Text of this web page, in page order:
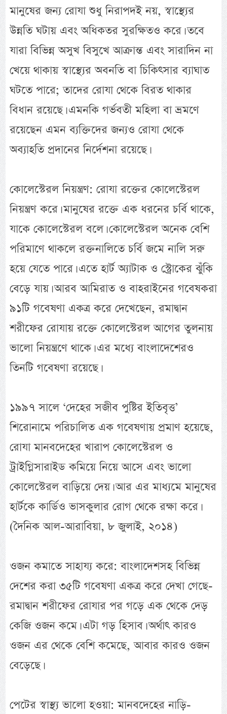
মানুষের জন্য রোযা শুধু নিরাপদই নয়, স্বাস্থ্যের
উন্নতি ঘটায় এবং অধিকতর সুরক্ষিতও করে। তবে
যারা বিভিন্ন অসুখ বিসুখে আক্রান্ত এবং সারাদিন না
খেয়ে থাকায় স্বাস্থ্যের অবনতি বা চিকিৎসার ব্যাঘাত
ঘটতে পারে; তাদের রোযা থেকে বিরত থাকার
বিধান রয়েছে। এমনকি গর্ভবতী মহিলা বা ভ্রমণে
রয়েছেন এমন ব্যক্তিদের জন্যও রোযা থেকে
অব্যাহতি প্রদানের নির্দেশনা রয়েছে।
কোলেস্টেরল নিয়ন্ত্রণ: রোযা রক্তের কোলেস্টেরল
নিয়ন্ত্রণ করে। মানুষের রক্তে এক ধরনের চর্বি থাকে,
যাকে কোলেস্টেরল বলে। কোলেস্টেরল অনেক বেশি
পরিমাণে থাকলে রক্তনালিতে চর্বি জমে নালি সরু
হয়ে যেতে পারে। এতে হার্ট অ্যাটাক ও স্ট্রোকের ঝুঁকি
বেড়ে যায়। আরব আমিরাত ও বাহরাইনের গবেষকরা
৯১টি গবেষণা একত্র করে দেখেছেন, রমাদ্বান
শরীফের রোযায় রক্তে কোলেস্টেরল আগের তুলনায়
ভালো নিয়ন্ত্রণে থাকে। এর মধ্যে বাংলাদেশেরও
তিনটি গবেষণা রয়েছে।
১৯৯৭ সালে ‘দেহের সজীব পুষ্টির ইতিবৃত্ত’
শিরোনামে পরিচালিত এক গবেষণায় প্রমাণ হয়েছে,
রোযা মানবদেহের খারাপ কোলেস্টেরল ও
ট্রাইগ্লিসারাইড কমিয়ে নিয়ে আসে এবং ভালো
কোলেস্টেরল বাড়িয়ে দেয়। আর এর মাধ্যমে মানুষের
হার্টকে কার্ডিও ভাসকুলার রোগ থেকে রক্ষা করে।
(দৈনিক আল-আরাবিয়া, ৮ জুলাই, ২০১৪)
ওজন কমাতে সাহায্য করে: বাংলাদেশসহ বিভিন্ন
দেশের করা ৩৫টি গবেষণা একত্র করে দেখা গেছে-
রমাদ্বান শরীফের রোযার পর গড়ে এক থেকে দেড়
কেজি ওজন কমে। এটা গড় হিসাব। অর্থাৎ কারও
ওজন এর থেকে বেশি কমেছে, আবার কারও ওজন
বেড়েছে।
পেটের স্বাস্থ্য ভালো হওয়া: মানবদেহের নাড়ি-